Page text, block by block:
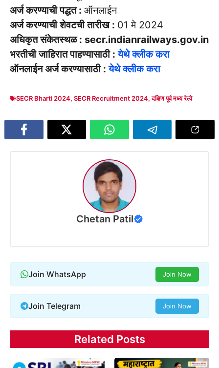
अर्ज करण्याची पद्धत : ऑनलाईन
अर्ज करण्याची शेवटची तारीख : 01 मे 2024
अधिकृत संकेतस्थळ : secr.indianrailways.gov.in
भरतीची जाहिरात पाहण्यासाठी :येथे क्लीक करा
ऑनलाईन अर्ज करण्यासाठी :येथे क्लीक करा
SECR Bharti 2024, SECR Recruitment 2024,दक्षिण पूर्व मध्य रेल्वे
Chetan Patil
Join WhatsApp Join Now
Join Telegram Join Now
Related Posts